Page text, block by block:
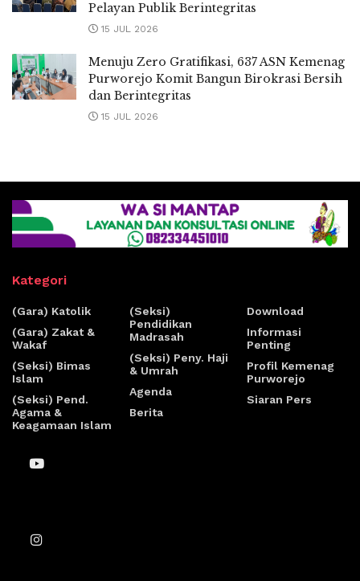
Pelayan Publik Berintegritas
15 JUL 2026
Menuju Zero Gratifikasi, 637 ASN Kemenag
Purworejo Komit Bangun Birokrasi Bersih
dan Berintegritas
15 JUL 2026
Kategori
(Gara) Katolik
(Gara) Zakat &
Wakaf
(Seksi) Bimas
Islam
(Seksi) Pend.
Agama &
Keagamaan Islam
(Seksi)
Pendidikan
Madrasah
(Seksi) Peny. Haji
& Umrah
Agenda
Berita
Download
Informasi
Penting
Profil Kemenag
Purworejo
Siaran Pers